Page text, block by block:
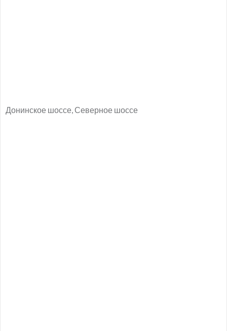
Донинское шоссе, Северное шоссе